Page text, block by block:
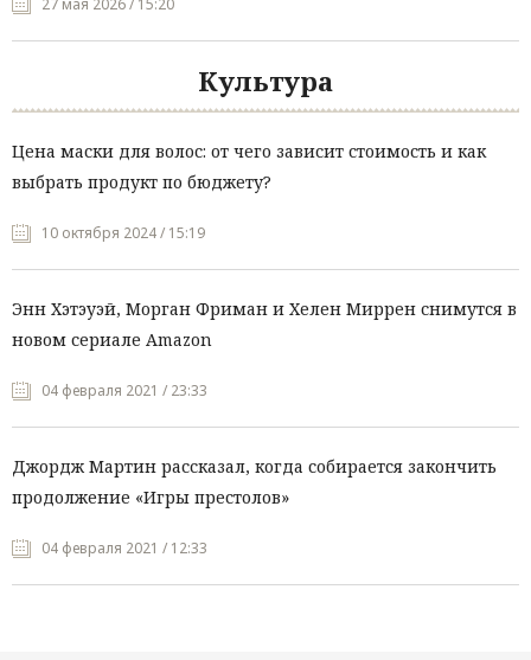
27 мая 2026 / 15:20
Культура
Цена маски для волос: от чего зависит стоимость и как
выбрать продукт по бюджету?
10 октября 2024 / 15:19
Энн Хэтэуэй, Морган Фриман и Хелен Миррен снимутся в
новом сериале Amazon
04 февраля 2021 / 23:33
Джордж Мартин рассказал, когда собирается закончить
продолжение «Игры престолов»
04 февраля 2021 / 12:33